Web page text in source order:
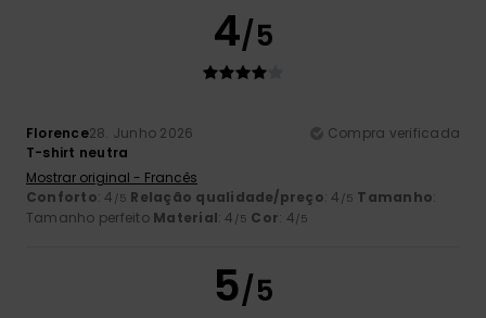
4/5
Florence28. Junho 2026
Compra verificada
T-shirt neutra
Mostrar original - Francês
Conforto: 4 /5 Relação qualidade/preço: 4 /5 Tamanho:
Tamanho perfeito Material: 4 /5 Cor: 4/5
5/5